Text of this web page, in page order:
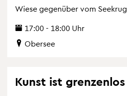
Wiese ge­gen­über vom See­krug
17:00 - 18:00 Uhr
Ober­see
Kunst ist gren­zen­los